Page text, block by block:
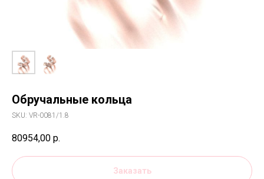
Обручальные кольца
SKU: VR-0081/1.8
80954,00 р.
Заказать